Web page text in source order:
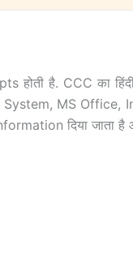
है. CCC का
MS Office,
दिया जाता है